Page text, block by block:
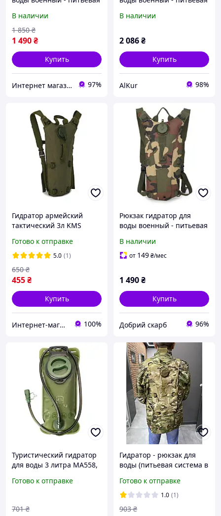
Jungle Digital (100875)
В наличии
1 490₴
1 850 ₴
Купить
Интернет магазин Rombi 97%
(Sansha camouflage)
В наличии
2 086₴
Купить
AlKur 98%
Гидратор армейский
тактический 3л KMS
для воды, питьевая
система "медуза"
Готово к отправке
5.0 (1)
455₴
650 ₴
Купить
Интернет-магазин "Коламбус" 100%
Рюкзак гидратор для
воды военный - питьевая
(Jungle camouflage)
В наличии
от 149₴/мес
1 490₴
Купить
Добрий скарб 96%
Туристический гидратор
для воды 3 литра MA558,
система для рюкзака,
Готово к отправке
701 ₴
Гидратор - рюкзак для
воды (питьевая система в
рюкзак на 3 л Мультикам
Акция
Готово к отправке
1.0 (1)
903 ₴